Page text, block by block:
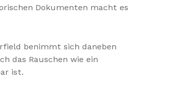
Dokumenten macht es
benimmt sich daneben
das Rauschen wie ein
ist.